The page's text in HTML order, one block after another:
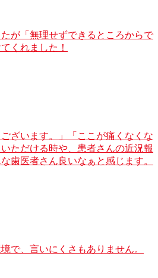
が「無理せずできるところからで
くれました！
ざいます。」「ここが痛くなくな
ただける時や、患者さんの近況報
歯医者さん良いなぁと感じます。
で、言いにくさもありません。